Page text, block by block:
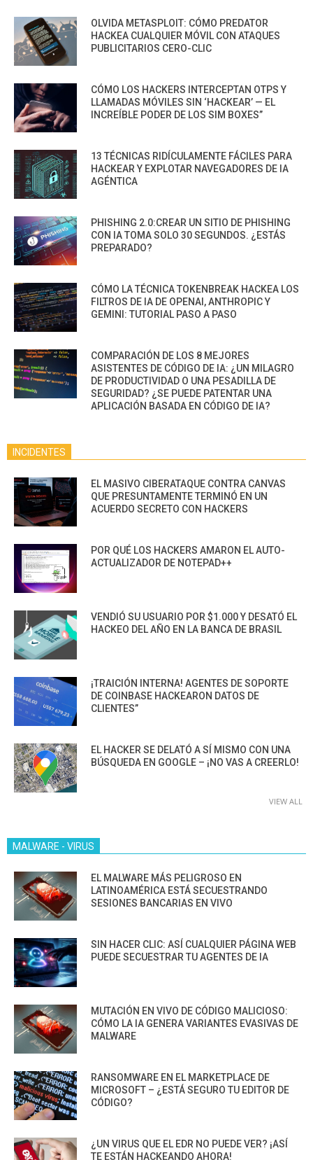
OLVIDA METASPLOIT: CÓMO PREDATOR
HACKEA CUALQUIER MÓVIL CON ATAQUES
PUBLICITARIOS CERO-CLIC
CÓMO LOS HACKERS INTERCEPTAN OTPS Y
LLAMADAS MÓVILES SIN ‘HACKEAR’ — EL
INCREÍBLE PODER DE LOS SIM BOXES”
13 TÉCNICAS RIDÍCULAMENTE FÁCILES PARA
HACKEAR Y EXPLOTAR NAVEGADORES DE IA
AGÉNTICA
PHISHING 2.0:CREAR UN SITIO DE PHISHING
CON IA TOMA SOLO 30 SEGUNDOS. ¿ESTÁS
PREPARADO?
CÓMO LA TÉCNICA TOKENBREAK HACKEA LOS
FILTROS DE IA DE OPENAI, ANTHROPIC Y
GEMINI: TUTORIAL PASO A PASO
COMPARACIÓN DE LOS 8 MEJORES
ASISTENTES DE CÓDIGO DE IA: ¿UN MILAGRO
DE PRODUCTIVIDAD O UNA PESADILLA DE
SEGURIDAD? ¿SE PUEDE PATENTAR UNA
APLICACIÓN BASADA EN CÓDIGO DE IA?
INCIDENTES
EL MASIVO CIBERATAQUE CONTRA CANVAS
QUE PRESUNTAMENTE TERMINÓ EN UN
ACUERDO SECRETO CON HACKERS
POR QUÉ LOS HACKERS AMARON EL AUTO-
ACTUALIZADOR DE NOTEPAD++
VENDIÓ SU USUARIO POR $1.000 Y DESATÓ EL
HACKEO DEL AÑO EN LA BANCA DE BRASIL
¡TRAICIÓN INTERNA! AGENTES DE SOPORTE
DE COINBASE HACKEARON DATOS DE
CLIENTES”
EL HACKER SE DELATÓ A SÍ MISMO CON UNA
BÚSQUEDA EN GOOGLE – ¡NO VAS A CREERLO!
VIEW ALL
MALWARE - VIRUS
EL MALWARE MÁS PELIGROSO EN
LATINOAMÉRICA ESTÁ SECUESTRANDO
SESIONES BANCARIAS EN VIVO
SIN HACER CLIC: ASÍ CUALQUIER PÁGINA WEB
PUEDE SECUESTRAR TU AGENTES DE IA
MUTACIÓN EN VIVO DE CÓDIGO MALICIOSO:
CÓMO LA IA GENERA VARIANTES EVASIVAS DE
MALWARE
RANSOMWARE EN EL MARKETPLACE DE
MICROSOFT – ¿ESTÁ SEGURO TU EDITOR DE
CÓDIGO?
¿UN VIRUS QUE EL EDR NO PUEDE VER? ¡ASÍ
TE ESTÁN HACKEANDO AHORA!